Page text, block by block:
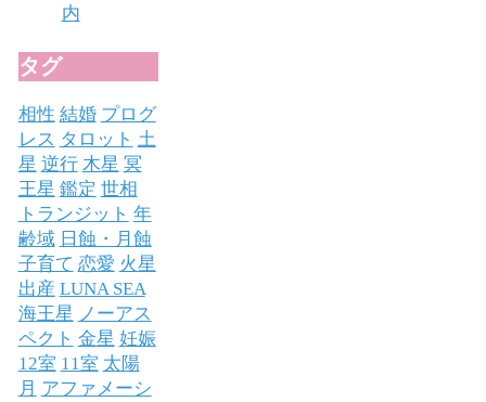
内
タグ
相性 結婚 プログ
レス タロット 土
星 逆行 木星 冥
王星 鑑定 世相
トランジット 年
齢域 日蝕・月蝕
子育て 恋愛 火星
出産 LUNA SEA
海王星 ノーアス
ペクト 金星 妊娠
12室 11室 太陽
月 アファメーシ